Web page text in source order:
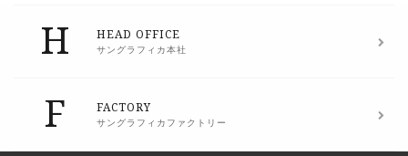
H HEAD OFFICE
サングラフィカ本社
F FACTORY
サングラフィカファクトリー